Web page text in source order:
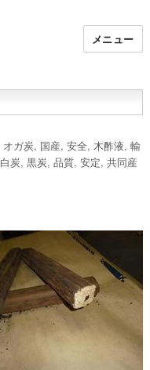
メニュー
タ
グ
オガ炭, 国産, 安全, 木酢液, 輸
白炭, 黒炭, 品質, 安定, 共同産